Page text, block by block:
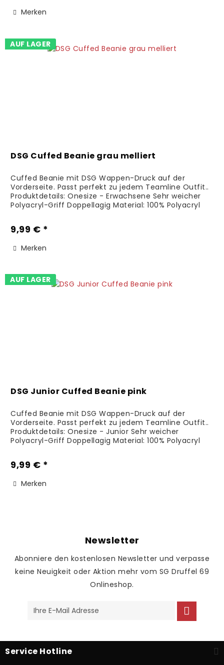
Merken
AUF LAGER
DSG Cuffed Beanie grau melliert
Cuffed Beanie mit DSG Wappen-Druck auf der
Vorderseite. Passt perfekt zu jedem Teamline Outfit..
Produktdetails: Onesize - Erwachsene Sehr weicher
Polyacryl-Griff Doppellagig Material: 100% Polyacryl
9,99 € *
Merken
AUF LAGER
DSG Junior Cuffed Beanie pink
Cuffed Beanie mit DSG Wappen-Druck auf der
Vorderseite. Passt perfekt zu jedem Teamline Outfit..
Produktdetails: Onesize - Junior Sehr weicher
Polyacryl-Griff Doppellagig Material: 100% Polyacryl
9,99 € *
Merken
Newsletter
Abonniere den kostenlosen Newsletter und verpasse
keine Neuigkeit oder Aktion mehr vom SG Druffel 69
Onlineshop.
Service Hotline